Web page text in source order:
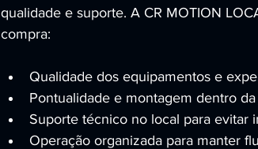
qualidade e suporte. A CR MOTION
compra:
Qualidade dos equipamentos e
Pontualidade e montagem dentro
Suporte técnico no local para evitar
Operação organizada para manter